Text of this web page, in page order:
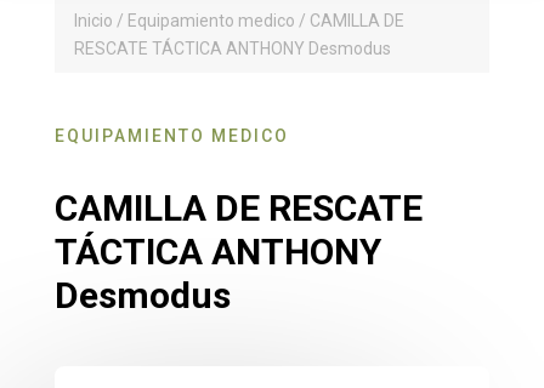
Inicio / Equipamiento medico / CAMILLA DE
RESCATE TÁCTICA ANTHONY Desmodus
EQUIPAMIENTO MEDICO
CAMILLA DE RESCATE
TÁCTICA ANTHONY
Desmodus